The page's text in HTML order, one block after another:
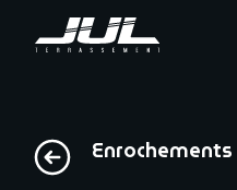
Enrochements